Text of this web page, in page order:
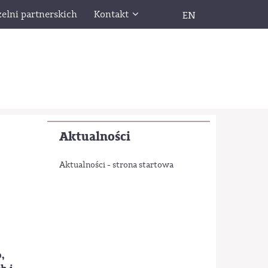
partnerskich Kontakt EN
Aktualności
Aktualności - strona startowa